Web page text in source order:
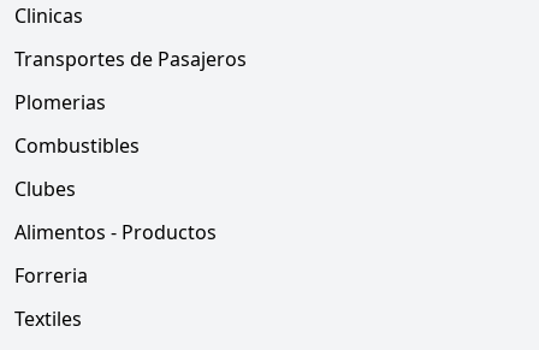
Clinicas
Transportes de Pasajeros
Plomerias
Combustibles
Clubes
Alimentos - Productos
Forreria
Textiles